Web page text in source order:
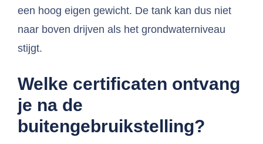
een hoog eigen gewicht. De tank kan dus niet
naar boven drijven als het grondwaterniveau
stijgt.
Welke certificaten ontvang
je na de
buitengebruikstelling?